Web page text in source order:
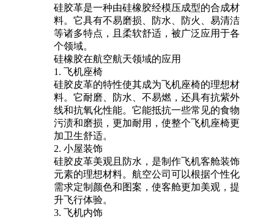
硅胶革是一种由硅橡胶经模压成型的合成材
料。它具有不易磨损、防水、防火、易清洁
等诸多特点，且柔软舒适，被广泛应用于各
个领域。
硅橡胶在航空航天领域的应用
1. 飞机座椅
硅胶皮革的特性使其成为飞机座椅的理想材
料。它耐磨、防水、不易燃，还具有抗紫外
线和抗氧化性能。它能抵抗一些常见的食物
污渍和磨损，更加耐用，使整个飞机座椅更
加卫生舒适。
2. 小屋装饰
硅胶皮革美观且防水，是制作飞机客舱装饰
元素的理想材料。航空公司可以根据个性化
需求定制颜色和图案，使客舱更加美观，提
升飞行体验。
3. 飞机内饰